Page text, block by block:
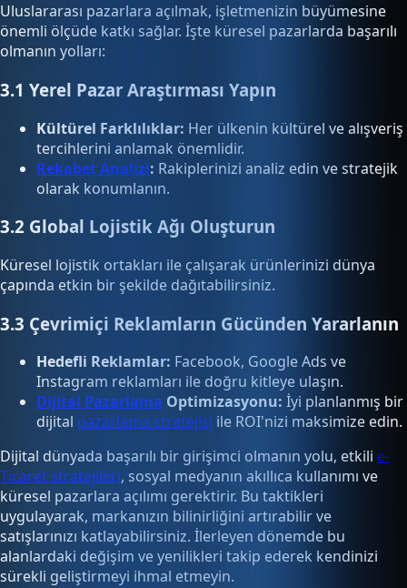
Uluslararası pazarlara açılmak, işletmenizin büyümesine
önemli ölçüde katkı sağlar. İşte küresel pazarlarda başarılı
olmanın yolları:
3.1 Yerel Pazar Araştırması Yapın
Kültürel Farklılıklar: Her ülkenin kültürel ve alışveriş
tercihlerini anlamak önemlidir.
Rekabet Analizi: Rakiplerinizi analiz edin ve stratejik
olarak konumlanın.
3.2 Global Lojistik Ağı Oluşturun
Küresel lojistik ortakları ile çalışarak ürünlerinizi dünya
çapında etkin bir şekilde dağıtabilirsiniz.
3.3 Çevrimiçi Reklamların Gücünden Yararlanın
Hedefli Reklamlar: Facebook, Google Ads ve
Instagram reklamları ile doğru kitleye ulaşın.
Dijital Pazarlama Optimizasyonu: İyi planlanmış bir
dijital pazarlama stratejisi ile ROI'nizi maksimize edin.
Dijital dünyada başarılı bir girişimci olmanın yolu, etkili e-
Ticaret stratejileri, sosyal medyanın akıllıca kullanımı ve
küresel pazarlara açılımı gerektirir. Bu taktikleri
uygulayarak, markanızın bilinirliğini artırabilir ve
satışlarınızı katlayabilirsiniz. İlerleyen dönemde bu
alanlardaki değişim ve yenilikleri takip ederek kendinizi
sürekli geliştirmeyi ihmal etmeyin.